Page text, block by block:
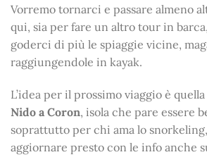
Vorremo tornarci e passare almeno
qui, sia per fare un altro tour in
goderci di più le spiaggie vicine,
raggiungendole in kayak.
L’idea per il prossimo viaggio è
Nido a Coron, isola che pare essere
soprattutto per chi ama lo
aggiornare presto con le info anche